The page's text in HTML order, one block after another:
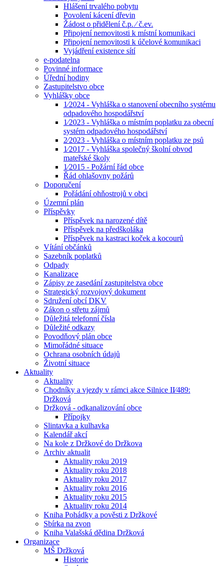
Hlášení trvalého pobytu
Povolení kácení dřevin
Žádost o přidělení č.p. ⁄ č.ev.
Připojení nemovitosti k místní komunikaci
Připojení nemovitosti k účelové komunikaci
Vyjádření existence sítí
e-podatelna
Povinné informace
Úřední hodiny
Zastupitelstvo obce
Vyhlášky obce
1⁄2024 - Vyhláška o stanovení obecního systému
odpadového hospodářství
1⁄2023 - Vyhláška o místním poplatku za obecní
systém odpadového hospodářství
2⁄2023 - Vyhláška o místním poplatku ze psů
1⁄2017 - Vyhláška společný školní obvod
mateřské školy
1⁄2015 - Požární řád obce
Řád ohlašovny požárů
Doporučení
Pořádání ohňostrojů v obci
Územní plán
Příspěvky
Příspěvek na narozené dítě
Příspěvek na předškoláka
Příspěvek na kastraci koček a kocourů
Vítání občánků
Sazebník poplatků
Odpady
Kanalizace
Zápisy ze zasedání zastupitelstva obce
Strategický rozvojový dokument
Sdružení obcí DKV
Zákon o střetu zájmů
Důležitá telefonní čísla
Důležité odkazy
Povodňový plán obce
Mimořádné situace
Ochrana osobních údajů
Životní situace
Aktuality
Aktuality
Chodníky a vjezdy v rámci akce Silnice II⁄489:
Držková
Držková - odkanalizování obce
Přípojky
Slintavka a kulhavka
Kalendář akcí
Na kole z Držkové do Držkova
Archiv aktualit
Aktuality roku 2019
Aktuality roku 2018
Aktuality roku 2017
Aktuality roku 2016
Aktuality roku 2015
Aktuality roku 2014
Kniha Pohádky a pověsti z Držkové
Sbírka na zvon
Kniha Valašská dědina Držková
Organizace
MŠ Držková
Historie